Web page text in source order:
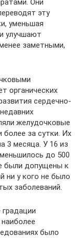
Они
эту
уменьшая
улучшают
заметными,
органических
сердечно-
желудочковые
более за сутки. Их
3 месяца. У 16 из
до 500
были допущены к
ни у кого не было
заболеваний.
было